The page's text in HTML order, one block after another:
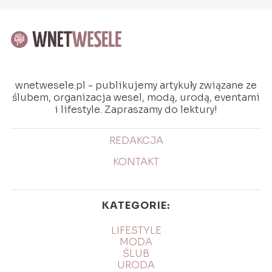
wnetwesele.pl - publikujemy artykuły związane ze
ślubem, organizacja wesel, modą, urodą, eventami
i lifestyle. Zapraszamy do lektury!
REDAKCJA
KONTAKT
KATEGORIE:
LIFESTYLE
MODA
ŚLUB
URODA